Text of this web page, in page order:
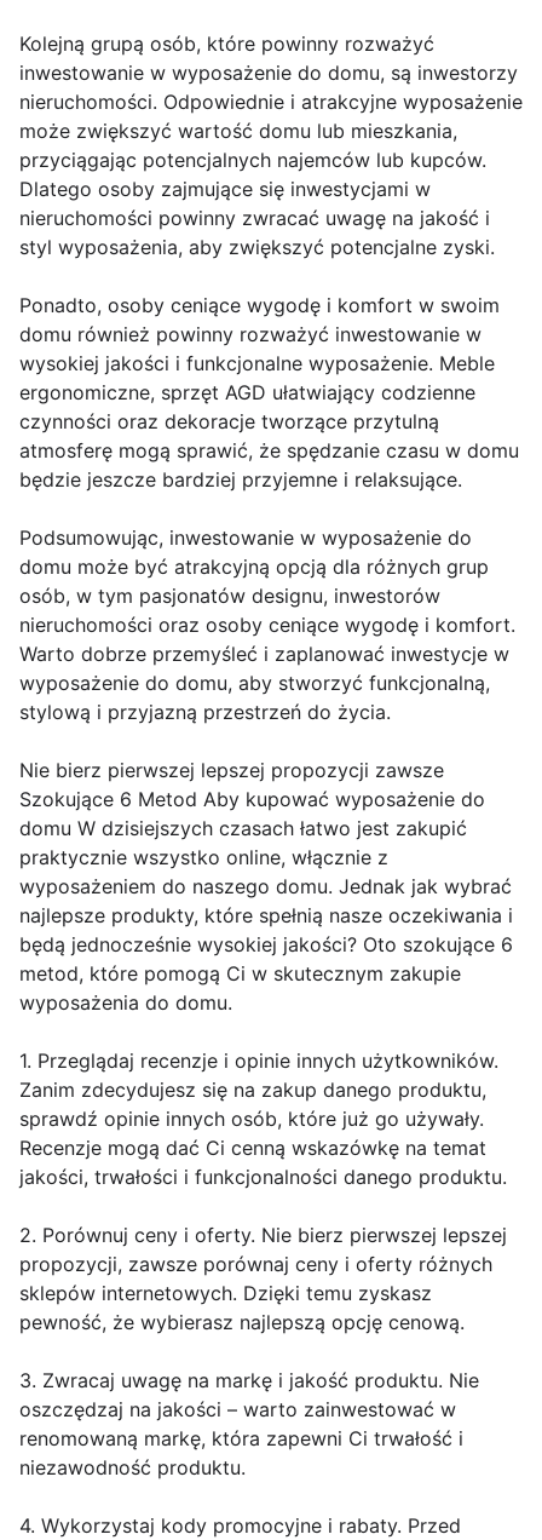
Kolejną grupą osób, które powinny rozważyć
inwestowanie w wyposażenie do domu, są inwestorzy
nieruchomości. Odpowiednie i atrakcyjne wyposażenie
może zwiększyć wartość domu lub mieszkania,
przyciągając potencjalnych najemców lub kupców.
Dlatego osoby zajmujące się inwestycjami w
nieruchomości powinny zwracać uwagę na jakość i
styl wyposażenia, aby zwiększyć potencjalne zyski.
Ponadto, osoby ceniące wygodę i komfort w swoim
domu również powinny rozważyć inwestowanie w
wysokiej jakości i funkcjonalne wyposażenie. Meble
ergonomiczne, sprzęt AGD ułatwiający codzienne
czynności oraz dekoracje tworzące przytulną
atmosferę mogą sprawić, że spędzanie czasu w domu
będzie jeszcze bardziej przyjemne i relaksujące.
Podsumowując, inwestowanie w wyposażenie do
domu może być atrakcyjną opcją dla różnych grup
osób, w tym pasjonatów designu, inwestorów
nieruchomości oraz osoby ceniące wygodę i komfort.
Warto dobrze przemyśleć i zaplanować inwestycje w
wyposażenie do domu, aby stworzyć funkcjonalną,
stylową i przyjazną przestrzeń do życia.
Nie bierz pierwszej lepszej propozycji zawsze
Szokujące 6 Metod Aby kupować wyposażenie do
domu W dzisiejszych czasach łatwo jest zakupić
praktycznie wszystko online, włącznie z
wyposażeniem do naszego domu. Jednak jak wybrać
najlepsze produkty, które spełnią nasze oczekiwania i
będą jednocześnie wysokiej jakości? Oto szokujące 6
metod, które pomogą Ci w skutecznym zakupie
wyposażenia do domu.
1. Przeglądaj recenzje i opinie innych użytkowników.
Zanim zdecydujesz się na zakup danego produktu,
sprawdź opinie innych osób, które już go używały.
Recenzje mogą dać Ci cenną wskazówkę na temat
jakości, trwałości i funkcjonalności danego produktu.
2. Porównuj ceny i oferty. Nie bierz pierwszej lepszej
propozycji, zawsze porównaj ceny i oferty różnych
sklepów internetowych. Dzięki temu zyskasz
pewność, że wybierasz najlepszą opcję cenową.
3. Zwracaj uwagę na markę i jakość produktu. Nie
oszczędzaj na jakości – warto zainwestować w
renomowaną markę, która zapewni Ci trwałość i
niezawodność produktu.
4. Wykorzystaj kody promocyjne i rabaty. Przed